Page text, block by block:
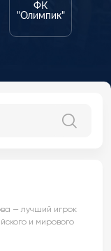
ФК
"Олимпик"
— лучший игрок
и мирового